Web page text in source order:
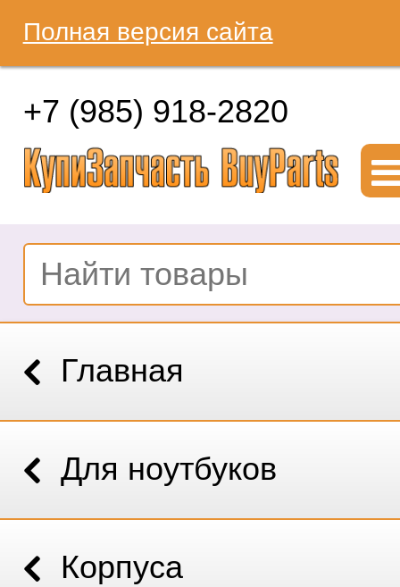
Полная версия сайта
+7 (985) 918-2820
Главная
Для ноутбуков
Корпуса